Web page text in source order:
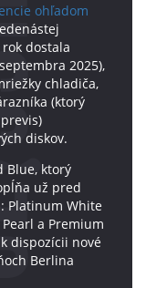
ohľadom
dostala
2025),
chladiča,
(ktorý
diskov.
Blue, ktorý
už pred
Platinum White
a Premium
dispozícii nové
Berlina